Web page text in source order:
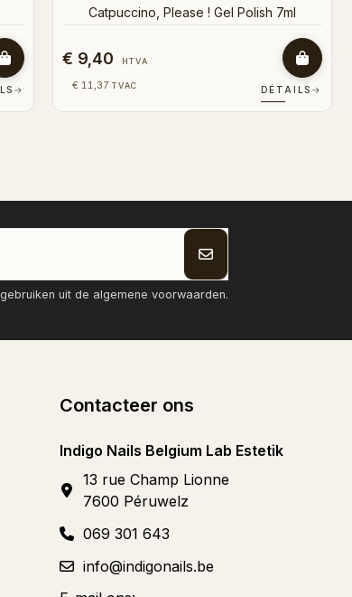
→
€ 9,40 HTVA
€ 11,37 TVAC DÉTAILS →
uit de algemene voorwaarden.
Contacteer ons
Indigo Nails Belgium Lab Estetik
13 rue Champ Lionne
7600 Péruwelz
069 301 643
info@indigonails.be